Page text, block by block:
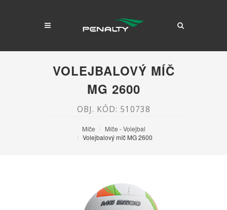
VOLEJBALOVÝ MÍČ
MG 2600
OBJ. KÓD: 510738
Míče
Míče - Volejbal
Volejbalový míč MG 2600